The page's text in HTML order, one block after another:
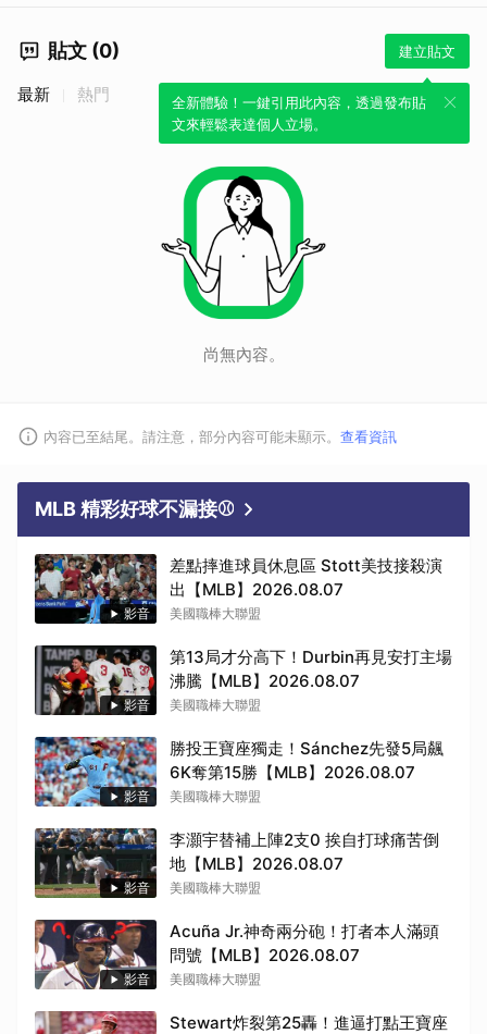
貼文 (0) 建立貼文
全新體驗！一鍵引用此內容，透過發布貼
文來輕鬆表達個人立場。
最新 熱門
尚無內容。
內容已至結尾。請注意，部分內容可能未顯示。 查看資訊
MLB 精彩好球不漏接⚾
影音
差點摔進球員休息區 Stott美技接殺演
出【MLB】2026.08.07
美國職棒大聯盟
影音
第13局才分高下！Durbin再見安打主場
沸騰【MLB】2026.08.07
美國職棒大聯盟
影音
勝投王寶座獨走！Sánchez先發5局飆
6K奪第15勝【MLB】2026.08.07
美國職棒大聯盟
影音
李灝宇替補上陣2支0 挨自打球痛苦倒
地【MLB】2026.08.07
美國職棒大聯盟
影音
Acuña Jr.神奇兩分砲！打者本人滿頭
問號【MLB】2026.08.07
美國職棒大聯盟
Stewart炸裂第25轟！進逼打點王寶座
取消